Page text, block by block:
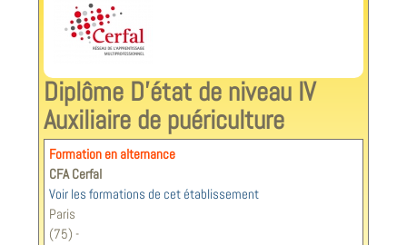
Diplôme D’état de niveau IV
Auxiliaire de puériculture
Formation en alternance
CFA Cerfal
Voir les formations de cet établissement
Paris
(75) -